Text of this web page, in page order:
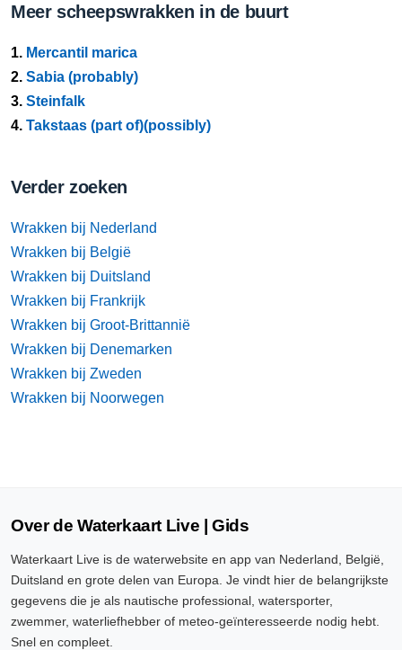
Meer scheepswrakken in de buurt
1. Mercantil marica
2. Sabia (probably)
3. Steinfalk
4. Takstaas (part of)(possibly)
Verder zoeken
Wrakken bij Nederland
Wrakken bij België
Wrakken bij Duitsland
Wrakken bij Frankrijk
Wrakken bij Groot-Brittannië
Wrakken bij Denemarken
Wrakken bij Zweden
Wrakken bij Noorwegen
Over de Waterkaart Live | Gids
Waterkaart Live is de waterwebsite en app van Nederland, België,
Duitsland en grote delen van Europa. Je vindt hier de belangrijkste
gegevens die je als nautische professional, watersporter,
zwemmer, waterliefhebber of meteo-geïnteresseerde nodig hebt.
Snel en compleet.